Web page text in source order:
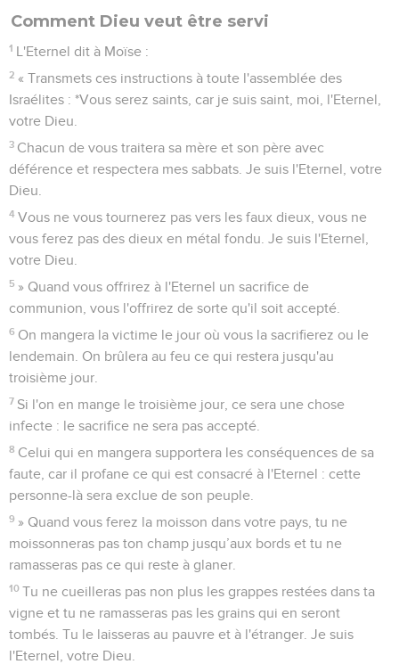
Comment Dieu veut être servi
1 L'Eternel dit à Moïse :
2 « Transmets ces instructions à toute l'assemblée des
Israélites : *Vous serez saints, car je suis saint, moi, l'Eternel,
votre Dieu.
3 Chacun de vous traitera sa mère et son père avec
déférence et respectera mes sabbats. Je suis l'Eternel, votre
Dieu.
4 Vous ne vous tournerez pas vers les faux dieux, vous ne
vous ferez pas des dieux en métal fondu. Je suis l'Eternel,
votre Dieu.
5 » Quand vous offrirez à l'Eternel un sacrifice de
communion, vous l'offrirez de sorte qu'il soit accepté.
6 On mangera la victime le jour où vous la sacrifierez ou le
lendemain. On brûlera au feu ce qui restera jusqu'au
troisième jour.
7 Si l'on en mange le troisième jour, ce sera une chose
infecte : le sacrifice ne sera pas accepté.
8 Celui qui en mangera supportera les conséquences de sa
faute, car il profane ce qui est consacré à l'Eternel : cette
personne-là sera exclue de son peuple.
9 » Quand vous ferez la moisson dans votre pays, tu ne
moissonneras pas ton champ jusqu’aux bords et tu ne
ramasseras pas ce qui reste à glaner.
10 Tu ne cueilleras pas non plus les grappes restées dans ta
vigne et tu ne ramasseras pas les grains qui en seront
tombés. Tu le laisseras au pauvre et à l'étranger. Je suis
l'Eternel, votre Dieu.